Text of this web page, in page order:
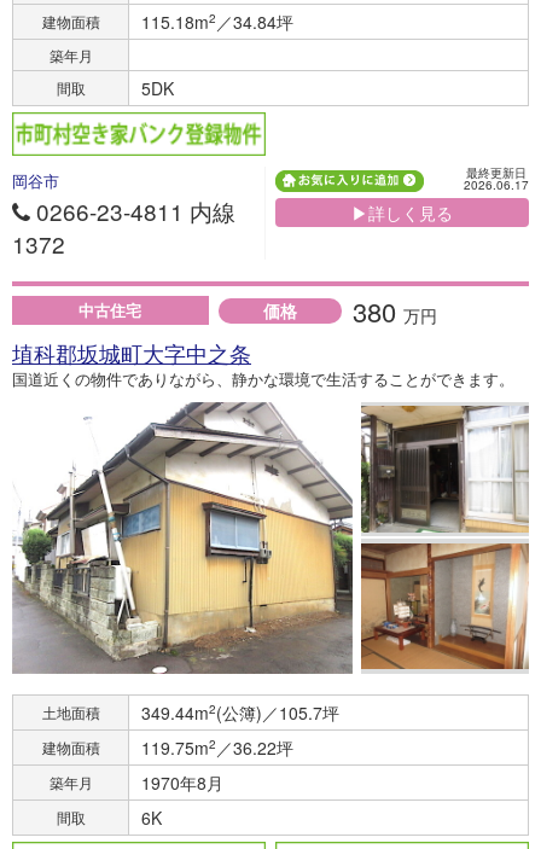
建物面積 115.18m2 ／34.84坪
築年月
間取
5DK
岡谷市
0266-23-4811 内線
1372
最終更新日
2026.06.17
▶詳しく見る
中古住宅 価格 380 万円
埴科郡坂城町大字中之条
国道近くの物件でありながら、静かな環境で生活することができます。
土地面積 349.44m2(公簿)／105.7坪
建物面積 119.75m2 ／36.22坪
築年月 1970年8月
間取 6K